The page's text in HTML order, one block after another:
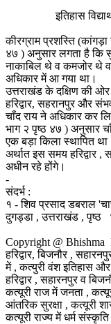
इतिहास विद्यार्थी
कीरग्राम प्रशस्ति
४७ ) अनुसार लगता है कि
नाकाबिल थे व कमजोर थे व
अधिकार में आ गया था।
उत्तराखंड के दक्षिण की ओर
हरिद्वार, सहरानपुर और
चाँद राय ने अधिकार कर
भाग २ पृष्ठ ४७ ) अनुसार
एक बड़ा किला स्थापित
अर्थात इस समय हरिद्वार ,
अधीन रहे होंगे।
-
संदर्भ :
१ - शिव प्रसाद डबराल
दुगड्डा , उत्तराखंड , पृष्ठ
Copyright @ Bhishma
हरिद्वार, बिजनौर ,
में , कत्युरी वंश इतिहास और
हरिद्वार , सहारनपुर व
कत्यूरी राज में जनता ,
आंतरिक सुरक्षा , कत्यूरी
कत्यूरी राज्य में धर्म संस्कृति